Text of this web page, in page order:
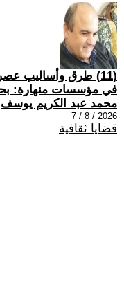
(11) طرق وأساليب
في مؤسسات منهارة:
محمد عبد الكريم يوسف
2026 / 8 / 7
قضايا ثقافية